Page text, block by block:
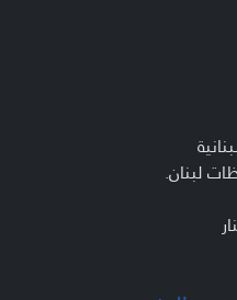
لبنان.